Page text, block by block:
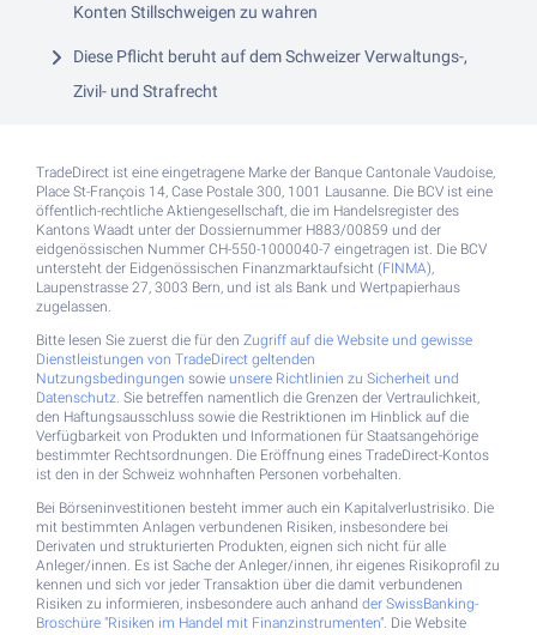
Konten Stillschweigen zu wahren
Diese Pflicht beruht auf dem Schweizer Verwaltungs-,
Zivil- und Strafrecht
TradeDirect ist eine eingetragene Marke der Banque Cantonale Vaudoise,
Place St-François 14, Case Postale 300, 1001 Lausanne. Die BCV ist eine
öffentlich-rechtliche Aktiengesellschaft, die im Handelsregister des
Kantons Waadt unter der Dossiernummer H883/00859 und der
eidgenössischen Nummer CH-550-1000040-7 eingetragen ist. Die BCV
untersteht der Eidgenössischen Finanzmarktaufsicht (FINMA),
Laupenstrasse 27, 3003 Bern, und ist als Bank und Wertpapierhaus
zugelassen.
Bitte lesen Sie zuerst die für den Zugriff auf die Website und gewisse
Dienstleistungen von TradeDirect geltenden
Nutzungsbedingungen sowie unsere Richtlinien zu Sicherheit und
Datenschutz . Sie betreffen namentlich die Grenzen der Vertraulichkeit,
den Haftungsausschluss sowie die Restriktionen im Hinblick auf die
Verfügbarkeit von Produkten und Informationen für Staatsangehörige
bestimmter Rechtsordnungen. Die Eröffnung eines TradeDirect-Kontos
ist den in der Schweiz wohnhaften Personen vorbehalten.
Bei Börseninvestitionen besteht immer auch ein Kapitalverlustrisiko. Die
mit bestimmten Anlagen verbundenen Risiken, insbesondere bei
Derivaten und strukturierten Produkten, eignen sich nicht für alle
Anleger/innen. Es ist Sache der Anleger/innen, ihr eigenes Risikoprofil zu
kennen und sich vor jeder Transaktion über die damit verbundenen
Risiken zu informieren, insbesondere auch anhand der SwissBanking-
Broschüre "Risiken im Handel mit Finanzinstrumenten" . Die Website